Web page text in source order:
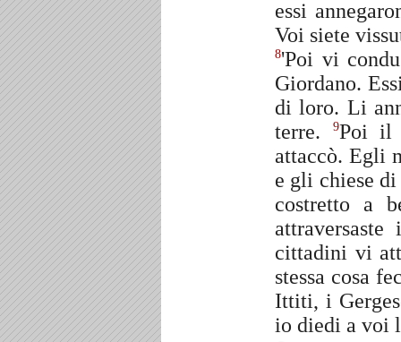
essi
Voi siete
8'Poi vi
Giordano.
di loro. Li
terre.
9Poi il
attaccò. Egli
e gli chiese
costretto a
cittadini vi
stessa cosa
Ittiti, i
io diedi a voi